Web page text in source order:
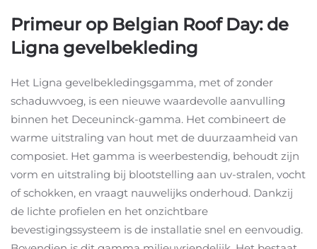
Primeur op Belgian Roof Day: de
Ligna gevelbekleding
Het Ligna gevelbekledingsgamma, met of zonder
schaduwvoeg, is een nieuwe waardevolle aanvulling
binnen het Deceuninck-gamma. Het combineert de
warme uitstraling van hout met de duurzaamheid van
composiet. Het gamma is weerbestendig, behoudt zijn
vorm en uitstraling bij blootstelling aan uv-stralen, vocht
of schokken, en vraagt nauwelijks onderhoud. Dankzij
de lichte profielen en het onzichtbare
bevestigingssysteem is de installatie snel en eenvoudig.